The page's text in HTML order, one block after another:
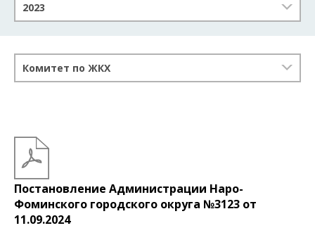
2023
Комитет по ЖКХ
Постановление Администрации Наро-
Фоминского городского округа №3123 от
11.09.2024